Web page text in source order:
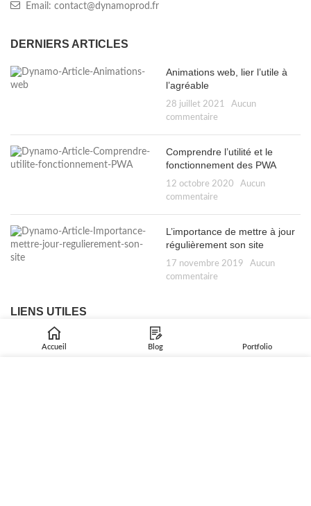
Email: contact@dynamoprod.fr
DERNIERS ARTICLES
Animations web, lier l’utile à
l’agréable
28 juillet 2021
Aucun
commentaire
Comprendre l’utilité et le
fonctionnement des PWA
12 octobre 2020
Aucun
commentaire
L’importance de mettre à jour
régulièrement son site
17 novembre 2019
Aucun
commentaire
LIENS UTILES
Politique de confidentialité
Accueil Blog Portfolio